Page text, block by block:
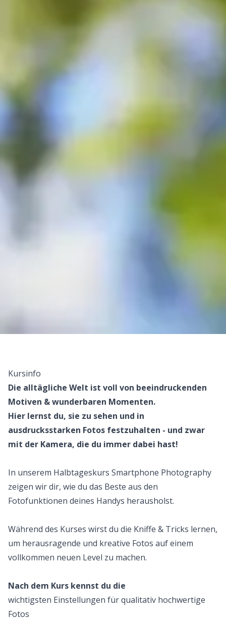
Kursinfo
Die alltägliche Welt ist voll von beeindruckenden
Motiven & wunderbaren Momenten.
Hier lernst du, sie zu sehen und in
ausdrucksstarken Fotos festzuhalten - und zwar
mit der Kamera, die du immer dabei hast!
In unserem Halbtageskurs Smartphone Photography
zeigen wir dir, wie du das Beste aus den
Fotofunktionen deines Handys herausholst.
Während des Kurses wirst du die Kniffe & Tricks lernen,
um herausragende und kreative Fotos auf einem
vollkommen neuen Level zu machen.
Nach dem Kurs kennst du die
wichtigsten Einstellungen für qualitativ hochwertige
Fotos